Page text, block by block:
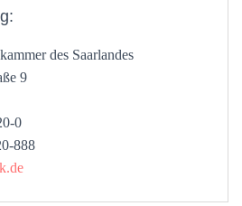
des Saarlandes
9
0
888